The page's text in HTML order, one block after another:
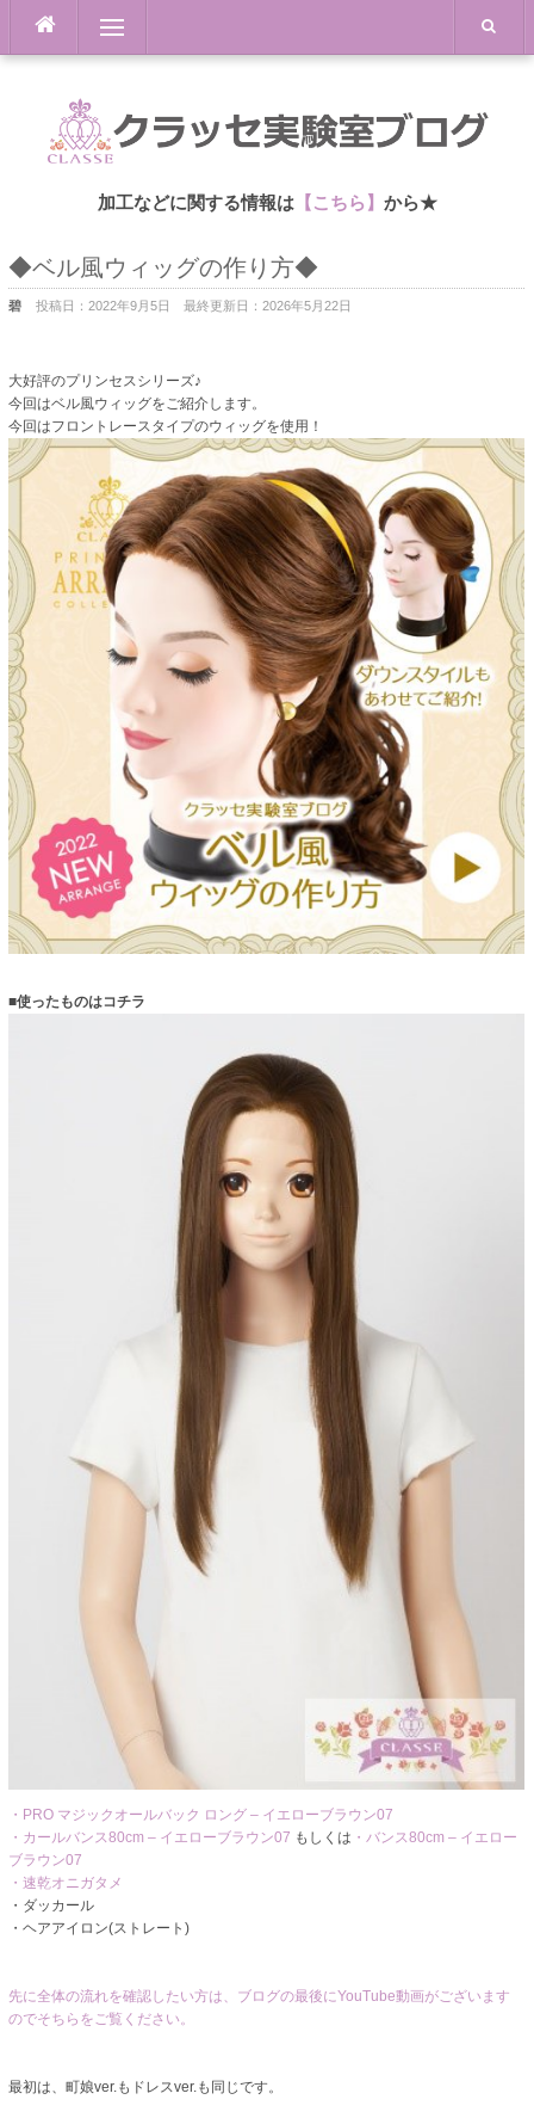
content
Menu
加工などに関する情報は【こちら】 から★
◆ベル風ウィッグの作り方◆
碧 投稿日： 2022年9月5日 最終更新日： 2026年5月22日
大好評のプリンセスシリーズ♪
今回はベル風ウィッグをご紹介します。
今回はフロントレースタイプのウィッグを使用！
■使ったものはコチラ
・PRO マジックオールバック ロング – イエローブラウン07
・カールバンス80cm – イエローブラウン07 もしくは ・バンス80cm – イエロー
ブラウン07
・速乾オニガタメ
・ダッカール
・ヘアアイロン(ストレート)
先に全体の流れを確認したい方は、ブログの最後にYouTube動画がございます
のでそちらをご覧ください。
最初は、町娘ver.もドレスver.も同じです。